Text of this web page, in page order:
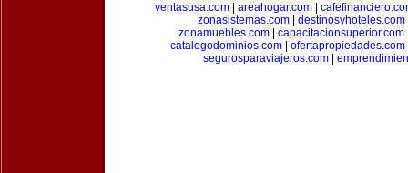
ventasusa.com
areahogar.com
zonasistemas.com| destinosyhoteles.com
zonamuebles.com| capacitacionsuperior.com
catalogodominios.com| ofertapropiedades.com
segurosparaviajeros.com